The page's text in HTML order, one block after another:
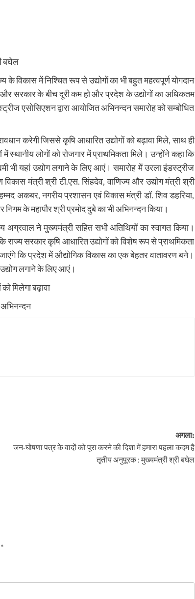
बघेल
विकास में निश्चित रूप से उद्योगों का भी बहुत महत्वपूर्ण योगदान
और सरकार के बीच दूरी कम हो और प्रदेश के उद्योगों का अधिकतम
एसोसिएशन द्वारा आयोजित अभिनन्दन समारोह को सम्बोधित
करेगी जिससे कृषि आधारित उद्योगों को बढ़ावा मिले, साथ ही
स्थानीय लोगों को रोजगार में प्राथमिकता मिले। उन्होंने कहा कि
भी यहां उद्योग लगाने के लिए आएं। समारोह में उरला इंडस्ट्रीज
मंत्री श्री टी.एस. सिंहदेव, वाणिज्य और उद्योग मंत्री श्री
अकबर, नगरीय प्रशासन एवं विकास मंत्री डॉ. शिव डहरिया,
निगम के महापौर श्री प्रमोद दुबे का भी अभिनन्दन किया।
ने मुख्यमंत्री सहित सभी अतिथियों का स्वागत किया।
सरकार कृषि आधारित उद्योगों को विशेष रूप से प्राथमिकता
कि प्रदेश में औद्योगिक विकास का एक बेहतर वातावरण बने।
लगाने के लिए आएं।
मिलेगा बढ़ावा
अभिनन्दन
अगला:
जन-घोषणा पत्र के वादों को पूरा करने की दिशा में हमारा पहला कदम है
तृतीय अनुपूरक : मुख्यमंत्री श्री बघेल
*